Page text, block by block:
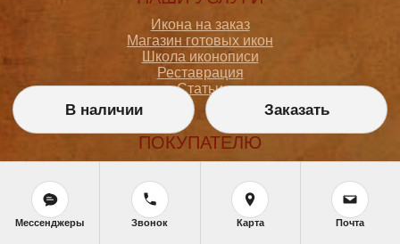
Икона на заказ
Магазин готовых икон
Школа иконописи
Реставрация
Статьи
ПОКУПАТЕЛЮ
Как сделать заказ
Доставка и оплата
Политика конфиденциальности
В наличии Заказать
Мессенджеры Звонок Карта Почта